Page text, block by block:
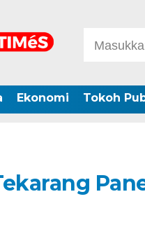
Ekonomi Tokoh